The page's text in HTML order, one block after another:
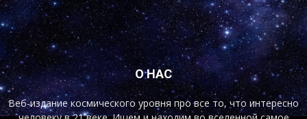
О НАС
Веб-издание космического уровня про все то, что интересно